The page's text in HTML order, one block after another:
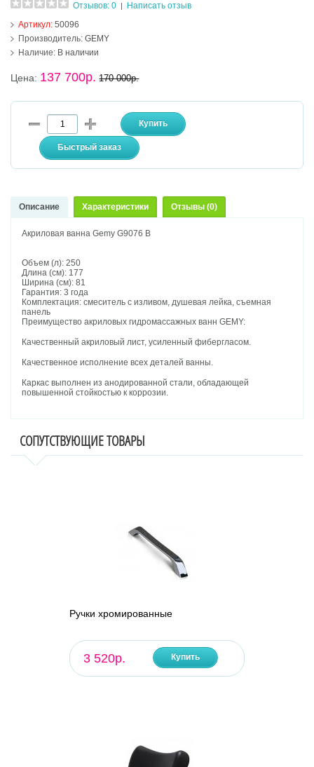
Отзывов: 0
Написать отзыв
Артикул:50096
Производитель: GEMY
Наличие: В наличии
Цена: 137 700р. 170 000р.
Описание Характеристики Отзывы (0)
Акриловая ванна Gemy G9076 B
Объем (л): 250
Длина (см): 177
Ширина (см): 81
Гарантия: 3 года
Комплектация: смеситель с изливом, душевая лейка, съемная
панель
Преимущество акриловых гидромассажных ванн GEMY:
Качественный акриловый лист, усиленный фибергласом.
Качественное исполнение всех деталей ванны.
Каркас выполнен из анодированной стали, обладающей
повышенной стойкостью к коррозии.
СОПУТСТВУЮЩИЕ ТОВАРЫ
Ручки хромированные
3 520р. Купить